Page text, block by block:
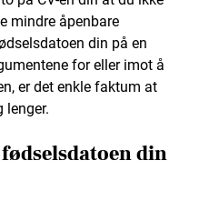
mindre åpenbare
din på en
for eller imot å
er det enkle faktum at
lenger.
din